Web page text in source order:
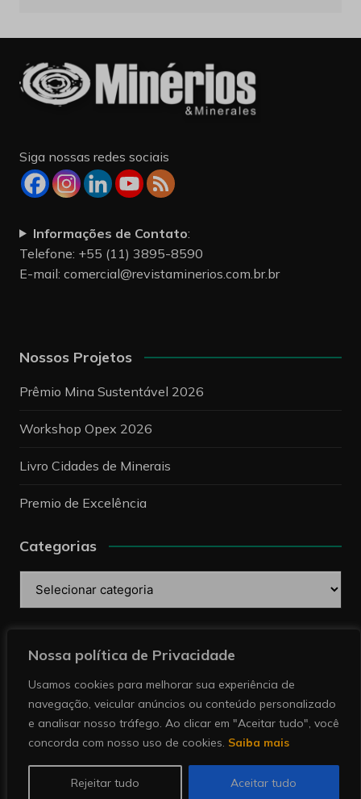
Nossa política de Privacidade
Usamos cookies para melhorar sua experiência de
navegação, veicular anúncios ou conteúdo personalizado
e analisar nosso tráfego. Ao clicar em "Aceitar tudo", você
concorda com nosso uso de cookies. Saiba mais
Rejeitar tudo Aceitar tudo
Siga nossas redes sociais
Informações de Contato:
Telefone: +55 (11) 3895-8590
E-mail: comercial@revistaminerios.com.br.br
Nossos Projetos
Prêmio Mina Sustentável 2026
Workshop Opex 2026
Livro Cidades de Minerais
Premio de Excelência
Categorias
mineração. Todos direitos reservados.